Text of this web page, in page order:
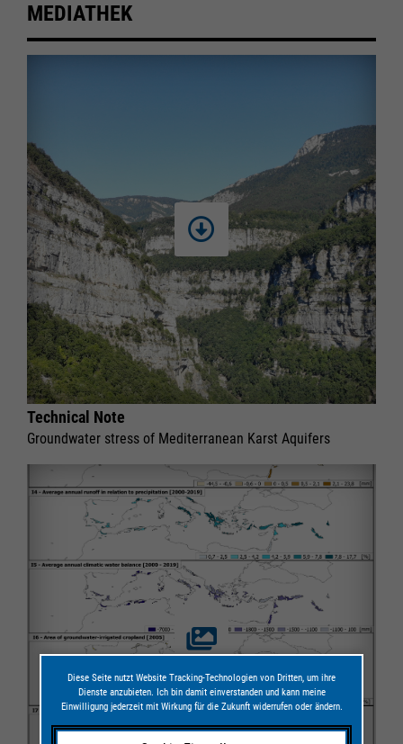
MEDIATHEK
Technical Note
Groundwater stress of Mediterranean Karst Aquifers
Diese Seite nutzt Website Tracking-Technologien von Dritten, um ihre
Dienste anzubieten. Ich bin damit einverstanden und kann meine
Einwilligung jederzeit mit Wirkung für die Zukunft widerrufen oder ändern.